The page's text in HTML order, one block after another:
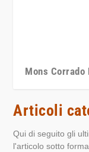
Mons
Articoli
Qui di seguito gli
l'articolo sotto